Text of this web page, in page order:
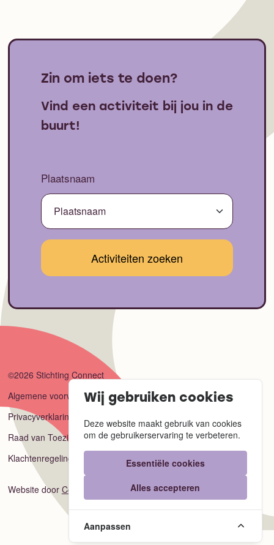
Zin om iets te doen?
Vind een activiteit bij jou in de
buurt!
Plaatsnaam
©2026 Stichting Connect
Algemene voorwaarden
Privacyverklaring
Raad van Toezicht
Klachtenregeling
Website door Code Blauw
Wij gebruiken cookies
Deze website maakt gebruik van cookies
om de gebruikerservaring te verbeteren.
Essentiële cookies
Alles accepteren
Aanpassen